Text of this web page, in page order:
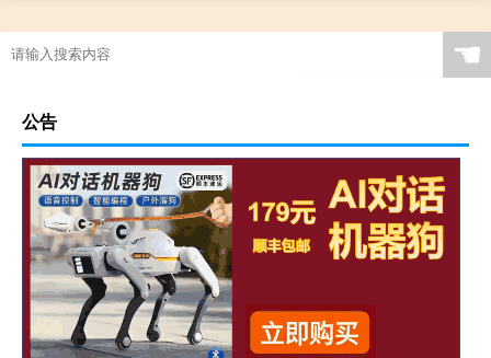
☚
公告